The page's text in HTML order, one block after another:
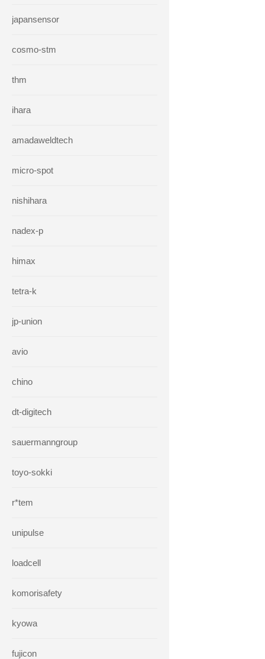
japansensor
cosmo-stm
thm
ihara
amadaweldtech
micro-spot
nishihara
nadex-p
himax
tetra-k
jp-union
avio
chino
dt-digitech
sauermanngroup
toyo-sokki
r*tem
unipulse
loadcell
komorisafety
kyowa
fujicon